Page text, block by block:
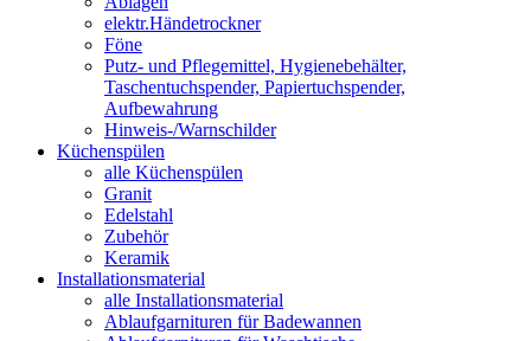
elektr.Händetrockner
Föne
Putz- und Pflegemittel, Hygienebehälter,
Taschentuchspender, Papiertuchspender,
Aufbewahrung
Hinweis-/Warnschilder
Küchenspülen
alle Küchenspülen
Granit
Edelstahl
Zubehör
Keramik
Installationsmaterial
alle Installationsmaterial
Ablaufgarnituren für Badewannen